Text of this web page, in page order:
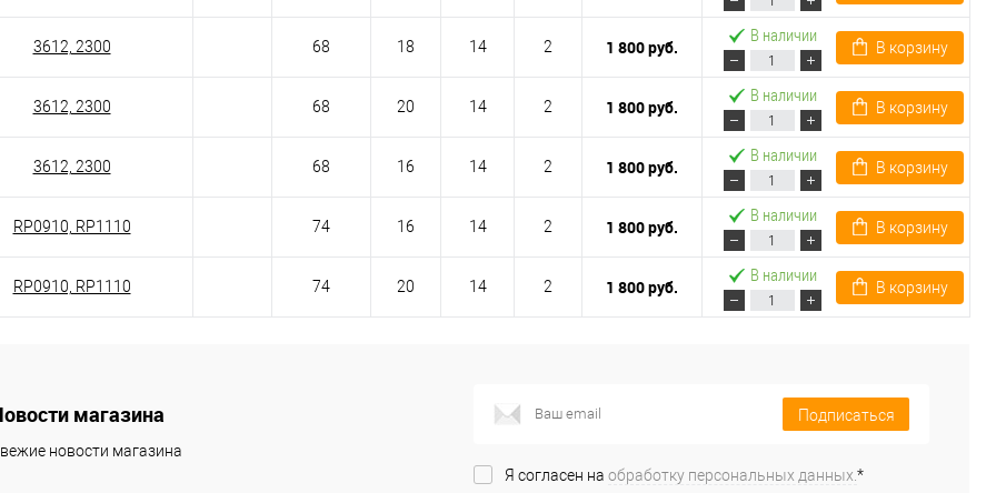
3612, 2300 68 18 14 2 1 800 руб.
В наличии
В корзину
3612, 2300 68 20 14 2 1 800 руб.
В наличии
В корзину
3612, 2300 68 16 14 2 1 800 руб.
В наличии
В корзину
RP0910, RP1110 74 16 14 2 1 800 руб.
В наличии
В корзину
RP0910, RP1110 74 20 14 2 1 800 руб.
В наличии
В корзину
магазина
новости магазина
Подписаться
Я согласен на обработку персональных данных. *